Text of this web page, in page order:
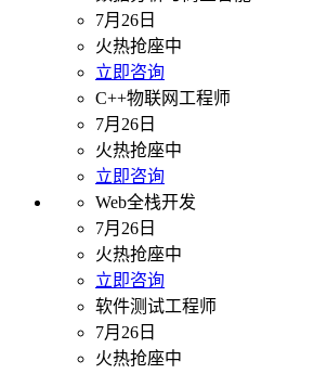
7月26日
火热抢座中
立即咨询
C++物联网工程师
7月26日
火热抢座中
立即咨询
Web全栈开发
7月26日
火热抢座中
立即咨询
软件测试工程师
7月26日
火热抢座中